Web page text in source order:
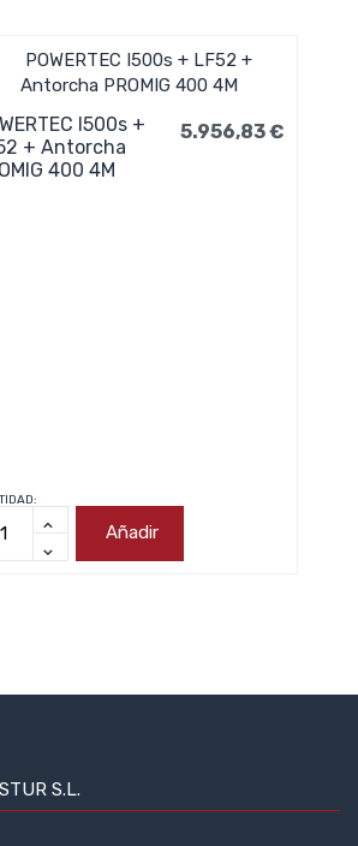
I500s +
+ Antorcha
400 4M
5.956,83 €
Añadir
S.L.